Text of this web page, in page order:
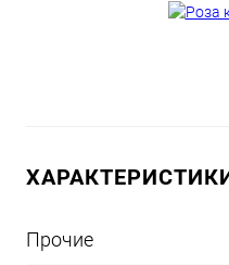
Прочие